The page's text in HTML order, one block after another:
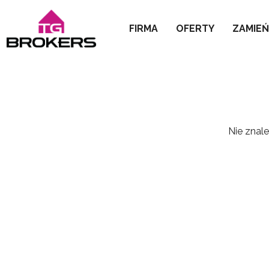
FIRMA OFERTY
Nie